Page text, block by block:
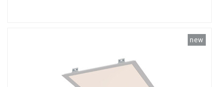
new